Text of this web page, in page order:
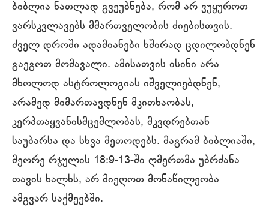
ბიბლია ნათლად გვეუბნება, რომ არ ვუყუროთ
ვარსკვლავებს მმართველობის ძიებისთვის.
ძველ დროში ადამიანები ხშირად ცდილობდნენ
გაეგოთ მომავალი. ამისათვის ისინი არა
მხოლოდ ასტროლოგიას იშველიებდნენ,
არამედ მიმართავდნენ მკითხაობას,
კერპთაყვანისმცემლობას, მკვდრებთან
საუბარსა და სხვა მეთოდებს. მაგრამ ბიბლიაში,
მეორე რჯულის 18:9-13-ში ღმერთმა უბრძანა
თავის ხალხს, არ მიეღოთ მონაწილეობა
ამგვარ საქმეებში.